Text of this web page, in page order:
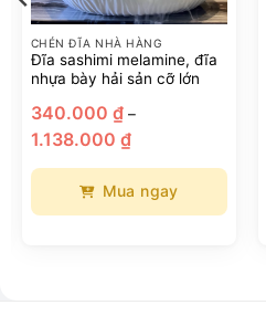
CHÉN ĐĨA NHÀ HÀNG
Đĩa sashimi melamine, đĩa
nhựa bày hải sản cỡ lớn
340.000 ₫ –
1.138.000 ₫Khoảng
giá:
đến
1.138.000 ₫
Mua ngay